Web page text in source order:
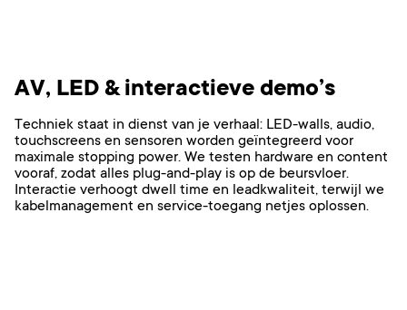
AV, LED & interactieve demo’s
Techniek staat in dienst van je verhaal: LED-walls, audio,
touchscreens en sensoren worden geïntegreerd voor
maximale stopping power. We testen hardware en content
vooraf, zodat alles plug-and-play is op de beursvloer.
Interactie verhoogt dwell time en leadkwaliteit, terwijl we
kabelmanagement en service-toegang netjes oplossen.